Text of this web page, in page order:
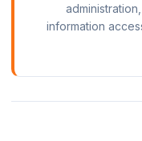
information